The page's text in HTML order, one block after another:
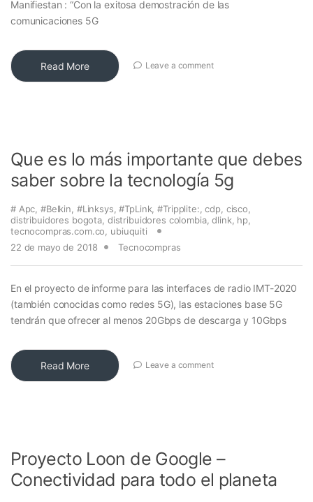
Manifiestan : “Con la exitosa demostración de las
comunicaciones 5G
Read More Leave a comment
Que es lo más importante que debes
saber sobre la tecnología 5g
# Apc ,#Belkin #Linksys ,#TpLink ,#Tripplite: ,cdp cisco
distribuidores bogota distribuidores colombia,dlink hp
tecnocompras.com.co
ubiuquiti
22 de mayo de 2018
Tecnocompras
En el proyecto de informe para las interfaces de radio IMT-2020
(también conocidas como redes 5G), las estaciones base 5G
tendrán que ofrecer al menos 20Gbps de descarga y 10Gbps
Read More Leave a comment
Proyecto Loon de Google –
Conectividad para todo el planeta